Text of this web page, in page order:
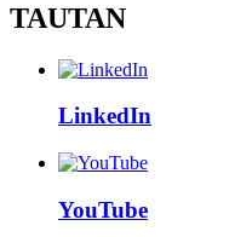
TAUTAN
LinkedIn
YouTube